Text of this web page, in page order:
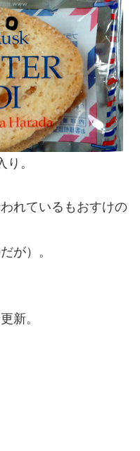
。
れているもおすけの
が）。
新。